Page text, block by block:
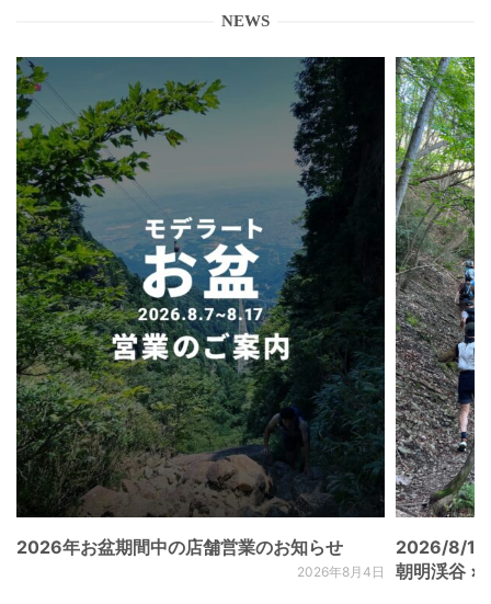
NEWS
2026年お盆期間中の店舗営業のお知らせ
2026年8月4日
2026/8/
朝明渓谷 ×